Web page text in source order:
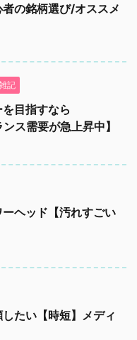
者の銘柄選び/オススメ
記
目指すなら
ス需要が急上昇中】
ヘッド【汚れすごい
たい【時短】メディ